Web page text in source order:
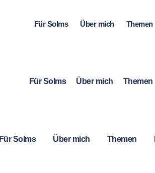
Für Solms Über mich Themen
Für Solms Über mich Themen
Für Solms Über mich Themen